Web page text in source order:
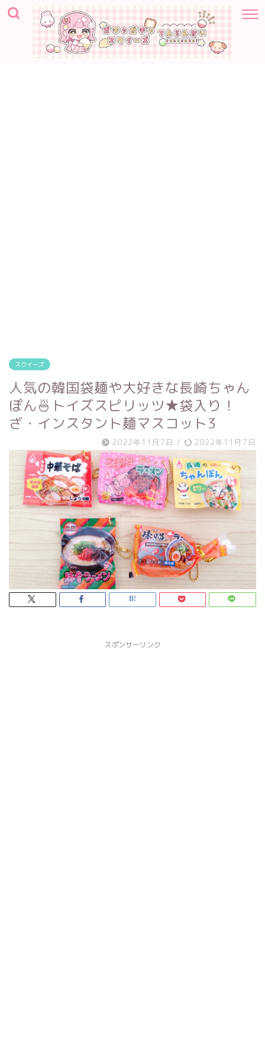
スクイーズ
人気の韓国袋麺や大好きな長崎ちゃん
ぽん🍜トイズスピリッツ★袋入り！
ざ・インスタント麺マスコット3
2022年11月7日 / 2022年11月7日
スポンサーリンク